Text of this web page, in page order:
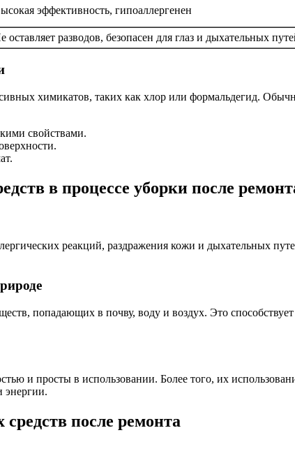
эффективность, гипоаллергенен
оставляет разводов, безопасен для глаз и дыхательных
химикатов, таких как хлор или формальдегид.
свойствами.
в процессе уборки после
реакций, раздражения кожи и дыхательных
попадающих в почву, воду и воздух. Это
и просты в использовании. Более того, их
энергии.
после ремонта